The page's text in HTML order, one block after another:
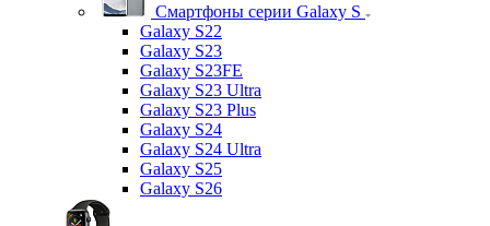
Смартфоны серии Galaxy S
Galaxy S22
Galaxy S23
Galaxy S23FE
Galaxy S23 Ultra
Galaxy S23 Plus
Galaxy S24
Galaxy S24 Ultra
Galaxy S25
Galaxy S26